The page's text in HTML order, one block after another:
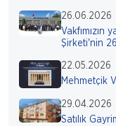
26.06.2026
Vakfımızın
Şirketi'nin
22.05.2026
Mehmetçik
29.04.2026
Satılık